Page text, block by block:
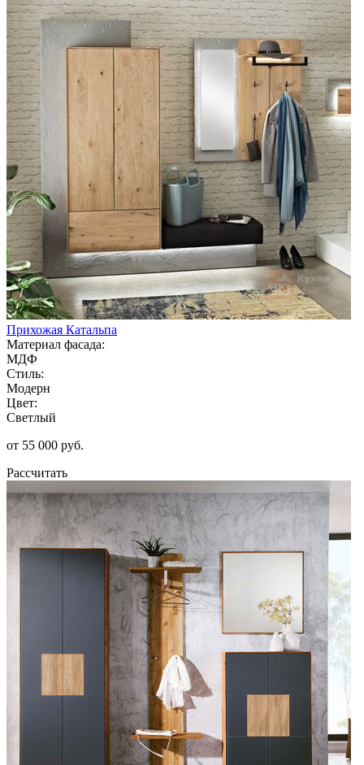
Прихожая Катальпа
Материал фасада:
МДФ
Стиль:
Модерн
Цвет:
Светлый
от 55 000 руб.
Рассчитать